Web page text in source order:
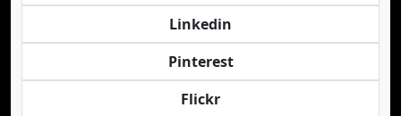
Linkedin
Pinterest
Flickr